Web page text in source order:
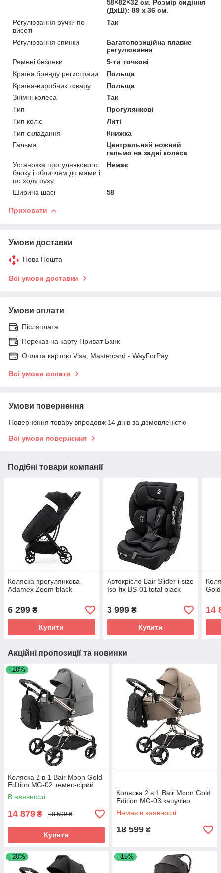
58×82×32 см. Розмір сидіння
(ДхШ): 89 х 36 см.
Регулювання ручки по
висоті
Так
Регулювання спинки
Багатопозиційна плавне
регулювання
Ремені безпеки
5-ти точкові
Країна бренду регистраии
Польща
Країна-виробник товару
Польща
Знімні колеса
Так
Тип
Прогулянкові
Тип коліс
Литі
Тип складання
Книжка
Гальма
Центральний ножний
гальмо на задні колеса
Установка прогулянкового
блоку і обличчям до мами і
по ходу руху
Немає
Ширина шасі 58
Приховати
Умови доставки
Нова Пошта
Всі умови доставки
Умови оплати
Післяплата
Переказ на карту Приват Банк
Оплата картою Visa, Mastercard - WayForPay
Всі умови оплати
Умови повернення
Повернення товару впродовж 14 днів за домовленістю
Всі умови повернення
Подібні товари компанії
Коляска прогулянкова
Adamex Zoom black
6 299 ₴
Купити
Автокрісло Bair Slider i-size
Iso-fix BS-01 total black
3 999₴
Купити
14
Акційні пропозиції та новинки
–20%
Коляска 2 в 1 Bair Moon Gold
Edition MG-02 темно-сірий
В наявності
14 879 ₴ 18 599 ₴
Купити
Коляска 2 в 1 Bair Moon Gold
Edition MG-03 капучіно
Немає в наявності
18 599 ₴
–20% –15%